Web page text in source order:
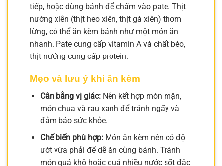
tiếp, hoặc dùng bánh để chấm vào pate. Thịt
nướng xiên (thịt heo xiên, thịt gà xiên) thơm
lừng, có thể ăn kèm bánh như một món ăn
nhanh. Pate cung cấp vitamin A và chất béo,
thịt nướng cung cấp protein.
Mẹo và lưu ý khi ăn kèm
Cân bằng vị giác:Nên kết hợp món mặn,
món chua và rau xanh để tránh ngấy và
đảm bảo sức khỏe.
Chế biến phù hợp:Món ăn kèm nên có độ
ướt vừa phải để dễ ăn cùng bánh. Tránh
món quá khô hoặc quá nhiều nước sốt đặc